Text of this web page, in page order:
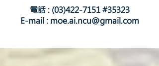
電話 : (03)422-7151#35323
E-mail : moe.ai.ncu@gmail.com